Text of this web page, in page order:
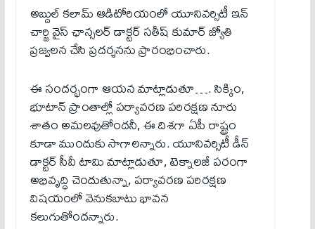
అబ్దుల్ కలామ్ ఆడిటోరియంలో యూనివర్సిటీ ఇన్
చార్జి వైస్ ఛాన్సలర్ డాక్టర్ సతీష్ కుమార్ జ్యోతి
ప్రజ్వలన చేసి ప్రదర్శనను ప్రారంభించారు.
ఈ సందర్భంగా ఆయన మాట్లాడుతూ…. సిక్కిం,
భూటాన్ ప్రాంతాల్లో పర్యావరణ పరిరక్షణ నూరు
శాతం అమలవుతోందనీ, ఈ దిశగా ఏపీ రాష్ట్రం
కూడా ముందుకు సాగాలన్నారు. యూనివర్సిటీ డీన్
డాక్టర్ సీవీ టామి మాట్లాడుతూ, టెక్నాలజీ పరంగా
అభివృద్ధి చెందుతున్నా, పర్యావరణ పరిరక్షణ
విషయంలో వెనుకబాటు భావన
కలుగుతోందన్నారు.